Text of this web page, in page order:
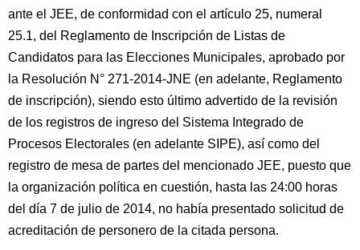
ante el JEE, de conformidad con el artículo 25, numeral
25.1, del Reglamento de Inscripción de Listas de
Candidatos para las Elecciones Municipales, aprobado por
la Resolución N° 271-2014-JNE (en adelante, Reglamento
de inscripción), siendo esto último advertido de la revisión
de los registros de ingreso del Sistema Integrado de
Procesos Electorales (en adelante SIPE), así como del
registro de mesa de partes del mencionado JEE, puesto que
la organización política en cuestión, hasta las 24:00 horas
del día 7 de julio de 2014, no había presentado solicitud de
acreditación de personero de la citada persona.